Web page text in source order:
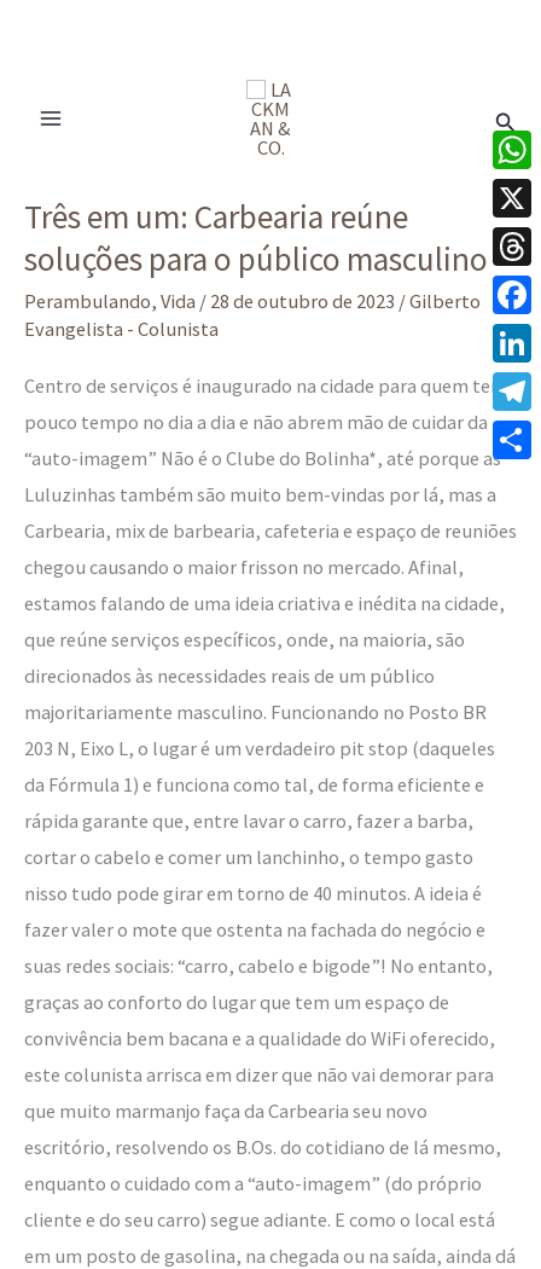
Três em um: Carbearia reúne
soluções para o público masculino
Perambulando, Vida / 28 de outubro de 2023 /Gilberto
Evangelista - Colunista
Centro de serviços é inaugurado na cidade para quem tem
pouco tempo no dia a dia e não abrem mão de cuidar da
“auto-imagem” Não é o Clube do Bolinha*, até porque as
Luluzinhas também são muito bem-vindas por lá, mas a
Carbearia, mix de barbearia, cafeteria e espaço de reuniões
chegou causando o maior frisson no mercado. Afinal,
estamos falando de uma ideia criativa e inédita na cidade,
que reúne serviços específicos, onde, na maioria, são
direcionados às necessidades reais de um público
majoritariamente masculino. Funcionando no Posto BR
203 N, Eixo L, o lugar é um verdadeiro pit stop (daqueles
da Fórmula 1) e funciona como tal, de forma eficiente e
rápida garante que, entre lavar o carro, fazer a barba,
cortar o cabelo e comer um lanchinho, o tempo gasto
nisso tudo pode girar em torno de 40 minutos. A ideia é
fazer valer o mote que ostenta na fachada do negócio e
suas redes sociais: “carro, cabelo e bigode”! No entanto,
graças ao conforto do lugar que tem um espaço de
convivência bem bacana e a qualidade do WiFi oferecido,
este colunista arrisca em dizer que não vai demorar para
que muito marmanjo faça da Carbearia seu novo
escritório, resolvendo os B.Os. do cotidiano de lá mesmo,
enquanto o cuidado com a “auto-imagem” (do próprio
cliente e do seu carro) segue adiante. E como o local está
em um posto de gasolina, na chegada ou na saída, ainda dá
em
um:
Carbearia
reúne
para
o
público
masculino
X